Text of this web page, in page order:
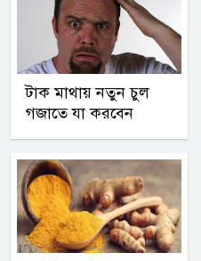
টাক মাথায় নতুন চুল
গজাতে যা করবেন